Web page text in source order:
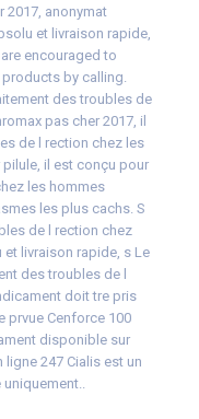
2017, anonymat
et livraison rapide,
encouraged to
by calling.
des troubles de
pas cher 2017, il
de l rection chez les
il est conçu pour
les hommes
les plus cachs. S
de l rection chez
livraison rapide, s Le
des troubles de l
doit tre pris
prvue Cenforce 100
disponible sur
247 Cialis est un